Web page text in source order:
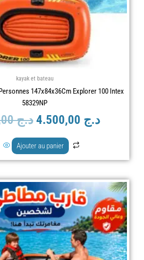
kayak et bateau
147x84x36Cm Explorer 100 Intex
58329NP
د.ج6.000,00 د.ج
Ajouter au panier
Le
prix
initial
était :
د.ج 9.000,00.
Le
prix
actuel
est :